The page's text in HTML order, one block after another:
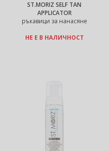
ST.MORIZ SELF TAN
APPLICATOR
ръкавици за нанасяне
НЕ Е В НАЛИЧНОСТ